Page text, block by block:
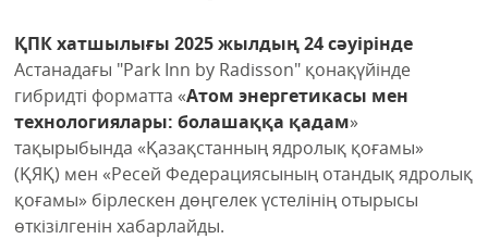
ҚПК хатшылығы 2025 жылдың 24 сәуірінде
Астанадағы "Park Inn by Radisson" қонақүйінде
гибридті форматта «Атом энергетикасы мен
технологиялары: болашаққа қадам»
тақырыбында «Қазақстанның ядролық қоғамы»
(ҚЯҚ) мен «Ресей Федерациясының отандық ядролық
қоғамы» бірлескен дөңгелек үстелінің отырысы
өткізілгенін хабарлайды.